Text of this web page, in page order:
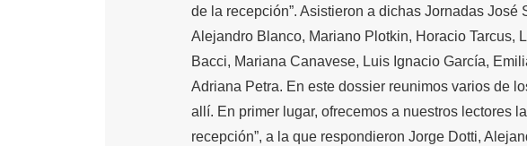
de la recepción”. Asistieron a dichas Jornadas José
Alejandro Blanco, Mariano Plotkin, Horacio Tarcus,
Bacci, Mariana Canavese, Luis Ignacio García,
Adriana Petra. En este dossier reunimos varios de
allí. En primer lugar, ofrecemos a nuestros lectores
recepción”, a la que respondieron Jorge Dotti,